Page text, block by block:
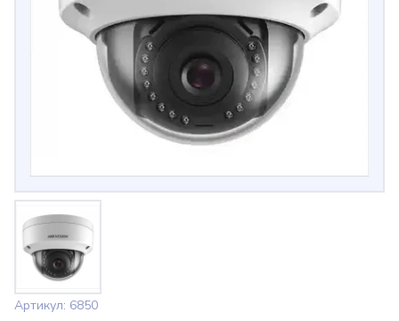
Артикул: 6850